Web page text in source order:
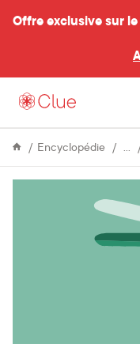
Offre exclusive sur
Encyclopédie
Life